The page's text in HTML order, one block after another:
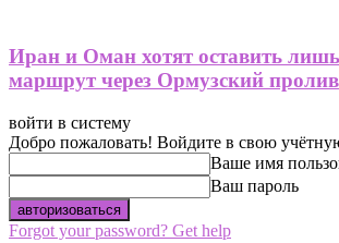
Иран и Оман хотят оставить
маршрут через Ормузский пролив
войти в систему
Добро пожаловать! Войдите в свою
Ваше имя
Ваш пароль
Forgot your password? Get help